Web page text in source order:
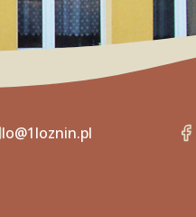
lo@1loznin.pl